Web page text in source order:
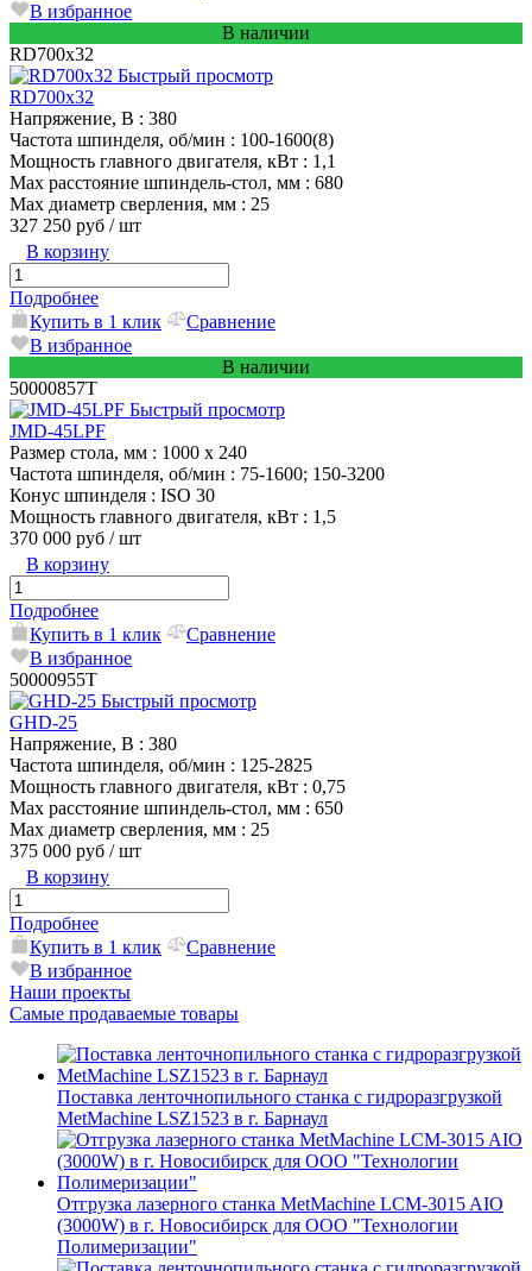
В избранное
В наличии
RD700x32
Быстрый просмотр
RD700x32
Напряжение, В : 380
Частота шпинделя, об/мин : 100-1600(8)
Мощность главного двигателя, кВт : 1,1
Max расстояние шпиндель-стол, мм : 680
Max диаметр сверления, мм : 25
327 250 руб / шт
В корзину
Подробнее
Купить в 1 клик
Сравнение
В избранное
В наличии
50000857T
Быстрый просмотр
JMD-45LPF
Размер стола, мм : 1000 x 240
Частота шпинделя, об/мин : 75-1600; 150-3200
Конус шпинделя : ISO 30
Мощность главного двигателя, кВт : 1,5
370 000 руб / шт
В корзину
Подробнее
Купить в 1 клик
Сравнение
В избранное
50000955T
Быстрый просмотр
GHD-25
Напряжение, В : 380
Частота шпинделя, об/мин : 125-2825
Мощность главного двигателя, кВт : 0,75
Max расстояние шпиндель-стол, мм : 650
Max диаметр сверления, мм : 25
375 000 руб / шт
В корзину
Подробнее
Купить в 1 клик
Сравнение
В избранное
Наши проекты
Самые продаваемые товары
Поставка ленточнопильного станка c гидроразгрузкой
MetMachine LSZ1523 в г. Барнаул
Отгрузка лазерного станка MetMachine LCM-3015 AIO
(3000W) в г. Новосибирск для ООО "Технологии
Полимеризации"